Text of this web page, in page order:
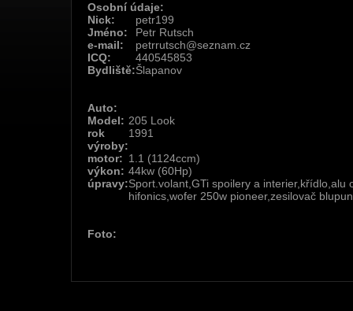
Osobní údaje:
Nick:
petr199
Jméno:
Petr Rutsch
e-mail:
petrrutsch@seznam.cz
ICQ:
440545853
Bydliště:Šlapanov
Auto:
Model: 205 Look
rok
výroby:
1991
motor: 1.1 (1124ccm)
výkon: 44kw (60Hp)
úpravy:Sport.volant,GTi spoilery a interier,křídlo,alu
hifonics,wofer 250w pioneer,zesilovač
Foto: